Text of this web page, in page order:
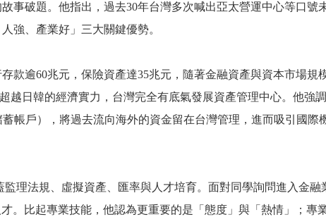
事破題。他指出，過去30年台灣多次喊出亞太營運中心等口
強、產業好」三大關鍵優勢。
款逾60兆元，保險資產達35兆元，隨著金融資產與資本市場
越日韓的經濟實力，台灣完全有底氣發展資產管理中心。他強
帳戶），將過去流向海外的資金留在台灣管理，進而吸引國
理法規、虛擬資產、匯率與人才培育。面對同學詢問進入金
。比起專業技能，他認為更重要的是「態度」與「熱情」；專